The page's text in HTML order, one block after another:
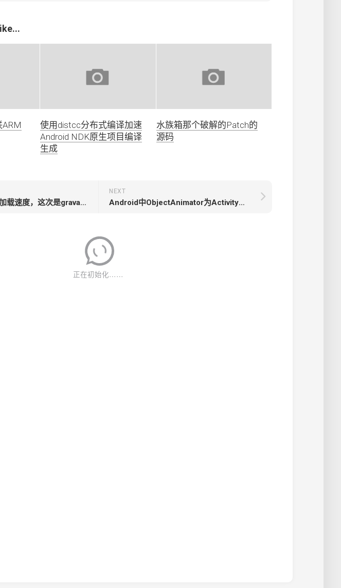
ARM
使用distcc分布式编译加速
Android NDK原生项目编译
生成
水族箱那个破解的Patch的
源码
NEXT
Android中ObjectAnimator为Activity、Fragment设置过渡动画效果的方法
再次优化博客的加载速度，这次是gravatar！